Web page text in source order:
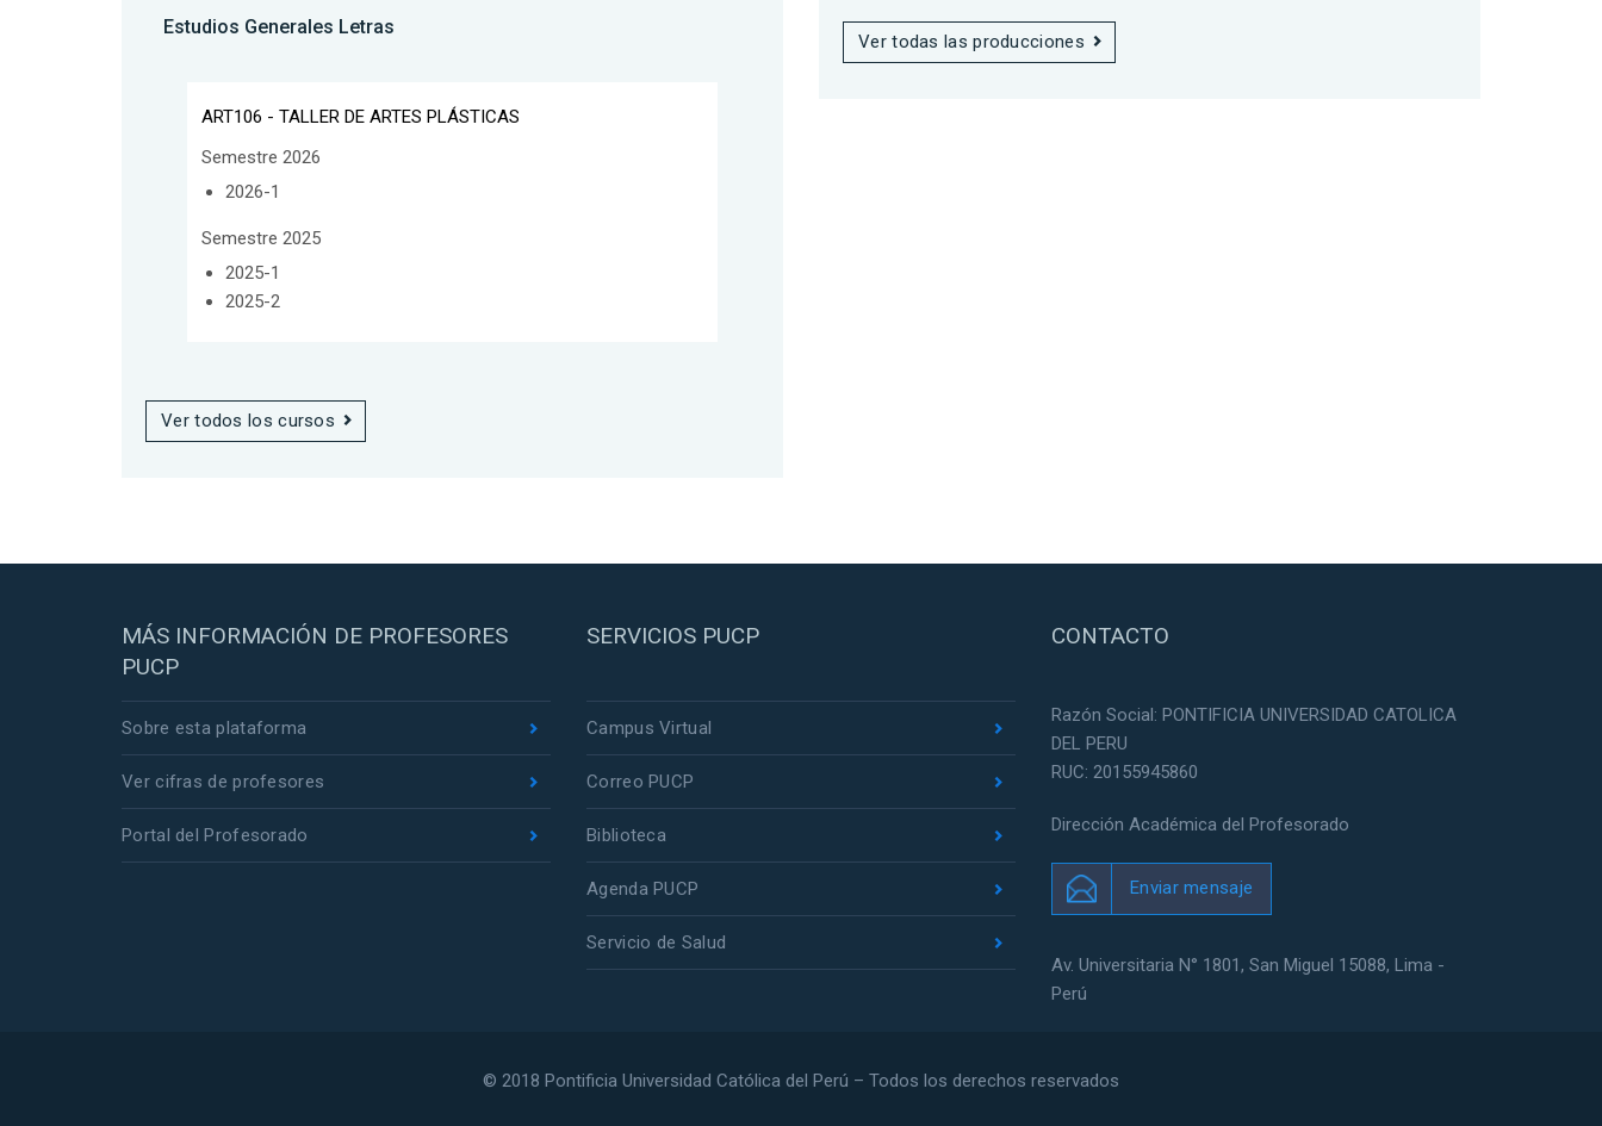
Estudios Generales Letras
ART106 - TALLER DE ARTES PLÁSTICAS
Semestre 2026
2026-1
Semestre 2025
2025-1
2025-2
Ver todos los cursos
Ver todas las producciones
MÁS INFORMACIÓN DE PROFESORES
PUCP
Sobre esta plataforma
Ver cifras de profesores
Portal del Profesorado
SERVICIOS PUCP
Campus Virtual
Correo PUCP
Biblioteca
Agenda PUCP
Servicio de Salud
CONTACTO
Razón Social: PONTIFICIA UNIVERSIDAD CATOLICA
DEL PERU
RUC: 20155945860
Dirección Académica del Profesorado
Enviar mensaje
Av. Universitaria N° 1801, San Miguel 15088, Lima -
Perú
© 2018 Pontificia Universidad Católica del Perú – Todos los derechos reservados